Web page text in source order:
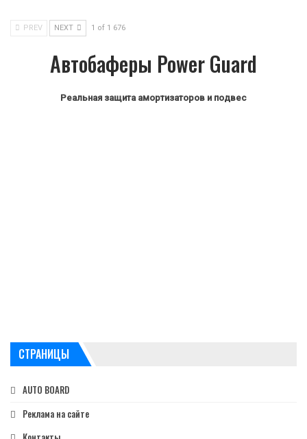
PREV NEXT 1 of 1 676
Автобаферы Power Guard
Реальная защита амортизаторов и подвес
СТРАНИЦЫ
AUTO BOARD
Реклама на сайте